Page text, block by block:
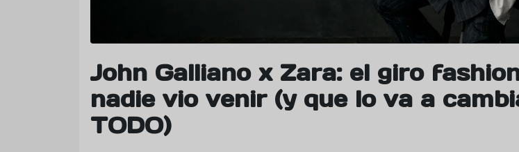
John Galliano x Zara: el giro
nadie vio venir (y que lo va a
TODO)